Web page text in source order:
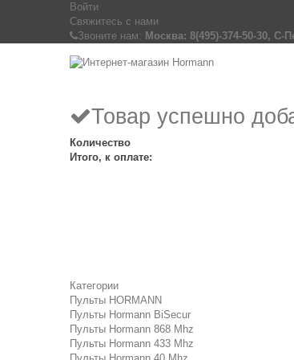
Войти
Свяжитесь с нами
Звоните нам: Москва: 8(495)-374-50-30, С-
Товар успешно
Количество
Итого, к оплате:
Категории
Пульты HORMANN
Пульты Hormann BiSecur
Пульты Hormann 868 Mhz
Пульты Hormann 433 Mhz